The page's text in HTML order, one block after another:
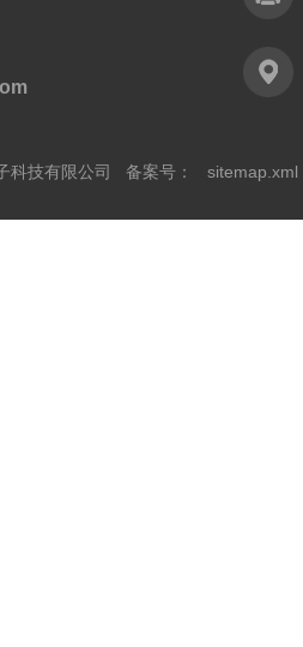
科技有限公司 备案号： sitemap.xml